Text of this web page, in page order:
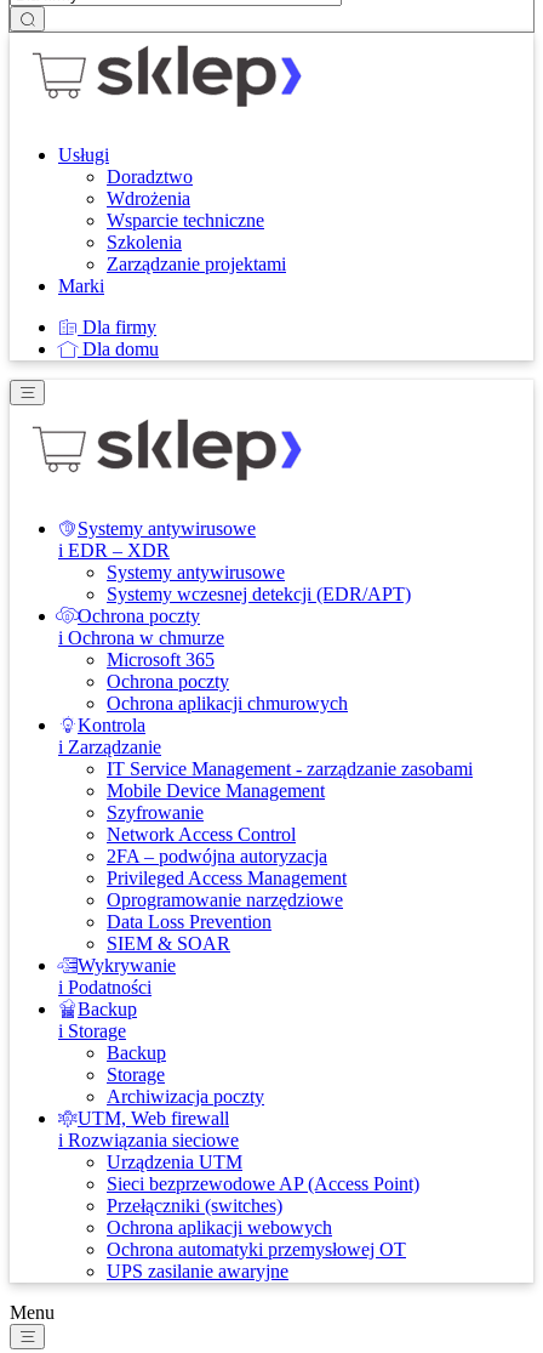
Usługi
Doradztwo
Wdrożenia
Wsparcie techniczne
Szkolenia
Zarządzanie projektami
Marki
Dla firmy
Dla domu
Systemy antywirusowe
i EDR – XDR
Systemy antywirusowe
Systemy wczesnej detekcji (EDR/APT)
Ochrona poczty
i Ochrona w chmurze
Microsoft 365
Ochrona poczty
Ochrona aplikacji chmurowych
Kontrola
i Zarządzanie
IT Service Management - zarządzanie zasobami
Mobile Device Management
Szyfrowanie
Network Access Control
2FA – podwójna autoryzacja
Privileged Access Management
Oprogramowanie narzędziowe
Data Loss Prevention
SIEM & SOAR
Wykrywanie
i Podatności
Backup
i Storage
Backup
Storage
Archiwizacja poczty
UTM, Web firewall
i Rozwiązania sieciowe
Urządzenia UTM
Sieci bezprzewodowe AP (Access Point)
Przełączniki (switches)
Ochrona aplikacji webowych
Ochrona automatyki przemysłowej OT
UPS zasilanie awaryjne
Menu